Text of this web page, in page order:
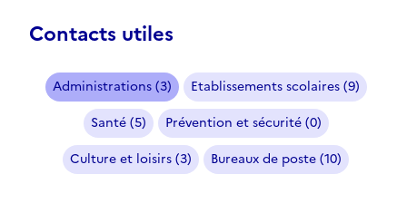
Contacts utiles
Administrations (3)
Etablissements scolaires (9)
Santé (5)
Prévention et sécurité (0)
Culture et loisirs (3)
Bureaux de poste (10)